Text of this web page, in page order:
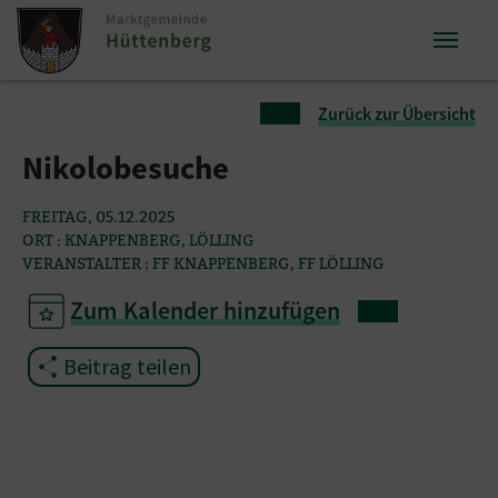
Zum Inhalt springen
Zum Seitenende springen
Zurück zur Übersicht
Nikolobesuche
FREITAG, 05.12.2025
ORT : KNAPPENBERG, LÖLLING
VERANSTALTER : FF KNAPPENBERG, FF LÖLLING
Zum Kalender hinzufügen
Beitrag teilen